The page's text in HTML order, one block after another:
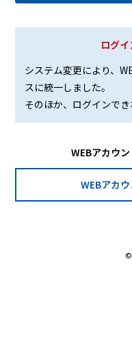
ログ
システム変更により、
スに統一しました。
そのほか、ログインで
WEBアカウ
WEBアカウ